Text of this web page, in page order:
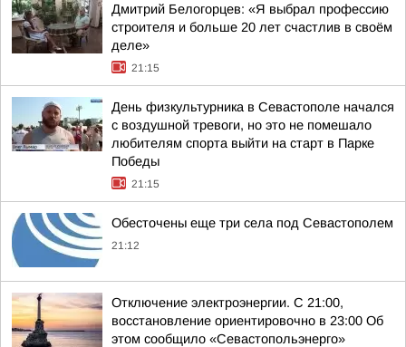
Дмитрий Белогорцев: «Я выбрал профессию
строителя и больше 20 лет счастлив в своём
деле»
21:15
День физкультурника в Севастополе начался
с воздушной тревоги, но это не помешало
любителям спорта выйти на старт в Парке
Победы
21:15
Обесточены еще три села под Севастополем
21:12
Отключение электроэнергии. С 21:00,
восстановление ориентировочно в 23:00 Об
этом сообщило «Севастопольэнерго»